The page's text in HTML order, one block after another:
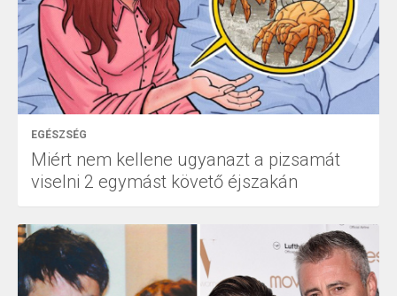
EGÉSZSÉG
Miért nem kellene ugyanazt a pizsamát
viselni 2 egymást követő éjszakán